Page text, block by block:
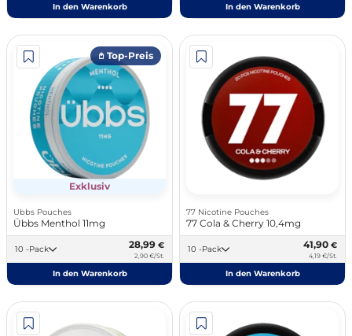
In den Warenkorb In den Warenkorb
𖤘 Top-Preis
Exklusiv
Ubbs Pouches
Übbs Menthol 11mg
10 -Pack 28,99 €
2,90 €/St.
In den Warenkorb
77 Nicotine Pouches
77 Cola & Cherry 10,4mg
10 -Pack 41,90 €
4,19 €/St.
In den Warenkorb